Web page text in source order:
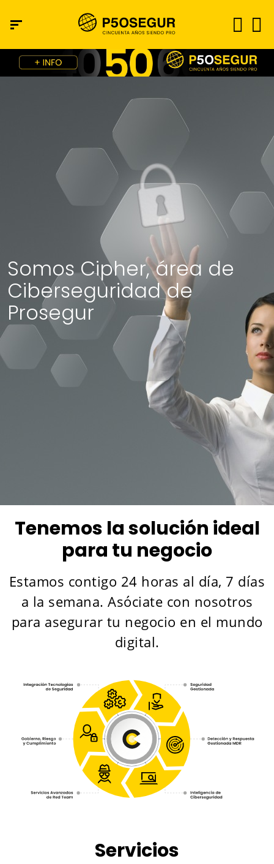
Somos Cipher, área de
Ciberseguridad de
Prosegur
Tenemos la solución ideal
para tu negocio
Estamos contigo 24 horas al día, 7 días
a la semana. Asóciate con nosotros
para asegurar tu negocio en el mundo
digital.
Servicios